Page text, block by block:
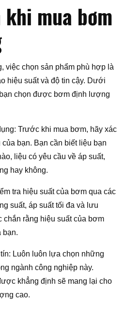
khi mua bơm
việc chọn sản phẩm phù hợp là
hiệu suất và độ tin cậy. Dưới
chọn được bơm định lượng
Trước khi mua bơm, hãy xác
bạn. Bạn cần biết liệu bạn
liệu có yêu cầu về áp suất,
hay không.
tra hiệu suất của bơm qua các
suất, áp suất tối đa và lưu
chắn rằng hiệu suất của bơm
bạn.
Luôn luôn lựa chọn những
ngành công nghiệp này.
khẳng định sẽ mang lại cho
cao.